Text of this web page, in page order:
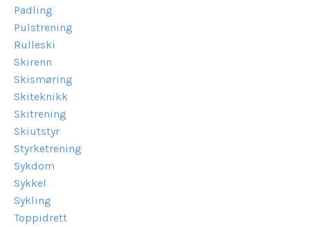
Padling
Pulstrening
Rulleski
Skirenn
Skismøring
Skiteknikk
Skitrening
Skiutstyr
Styrketrening
Sykdom
Sykkel
Sykling
Toppidrett